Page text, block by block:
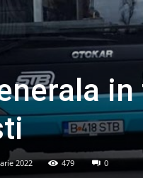
2022 479 0